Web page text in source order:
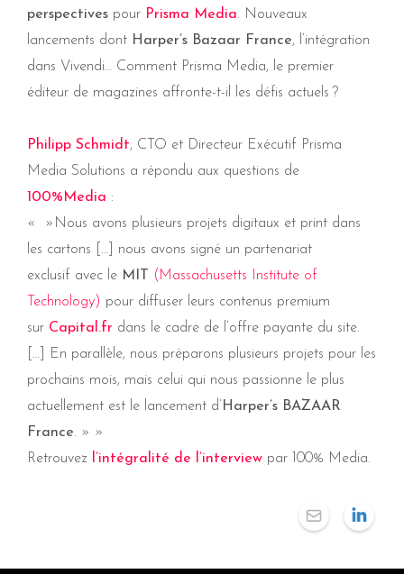
perspectives pour Prisma Media. Nouveaux
lancements dont Harper’s Bazaar France, l’intégration
dans Vivendi… Comment Prisma Media, le premier
éditeur de magazines affronte-t-il les défis actuels ?
Philipp Schmidt, CTO et Directeur Exécutif Prisma
Media Solutions a répondu aux questions de
100%Media :
« »Nous avons plusieurs projets digitaux et print dans
les cartons […] nous avons signé un partenariat
exclusif avec le MIT
(Massachusetts Institute of
Technology) pour diffuser leurs contenus premium
sur Capital.fr dans le cadre de l’offre payante du site.
[…] En parallèle, nous préparons plusieurs projets pour les
prochains mois, mais celui qui nous passionne le plus
actuellement est le lancement d’ Harper’s BAZAAR
France. » »
Retrouvez l’intégralité de l’interview par 100% Media.